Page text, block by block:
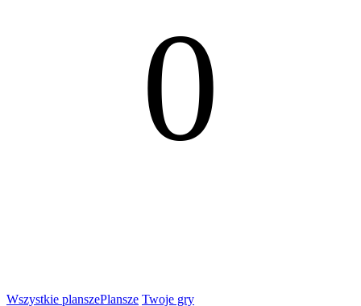
0
Wszystkie planszePlansze Twoje gry